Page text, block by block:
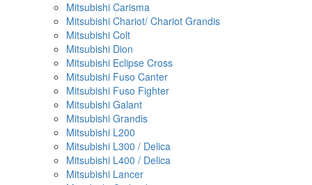
Mitsubishi Carisma
Mitsubishi Chariot/ Chariot Grandis
Mitsubishi Colt
Mitsubishi Dion
Mitsubishi Eclipse Cross
Mitsubishi Fuso Canter
Mitsubishi Fuso Fighter
Mitsubishi Galant
Mitsubishi Grandis
Mitsubishi L200
Mitsubishi L300 / Delica
Mitsubishi L400 / Delica
Mitsubishi Lancer